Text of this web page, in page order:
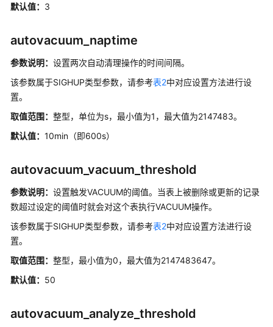
发
计
议
应
用
开
教
程
优
指
SQL
默认值： 3
autovacuum_naptime
参数说明： 设置两次自动清理操作的时间间隔。
该参数属于SIGHUP类型参数，请参考表2中对应设置方法进行设
置。
取值范围： 整型，单位为s，最小值为1，最大值为2147483。
默认值： 10min（即600s）
autovacuum_vacuum_threshold
参数说明： 设置触发VACUUM的阈值。当表上被删除或更新的记录
数超过设定的阈值时就会对这个表执行VACUUM操作。
该参数属于SIGHUP类型参数，请参考表2中对应设置方法进行设
置。
取值范围： 整型，最小值为0，最大值为2147483647。
默认值： 50
autovacuum_analyze_threshold